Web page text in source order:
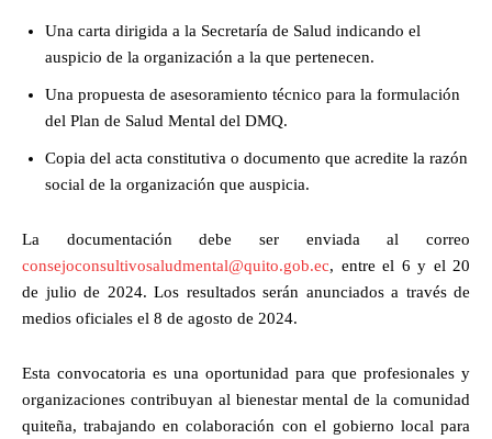
Una carta dirigida a la Secretaría de Salud indicando el
auspicio de la organización a la que pertenecen.
Una propuesta de asesoramiento técnico para la formulación
del Plan de Salud Mental del DMQ.
Copia del acta constitutiva o documento que acredite la razón
social de la organización que auspicia.
La documentación debe ser enviada al correo
consejoconsultivosaludmental@quito.gob.ec, entre el 6 y el 20
de julio de 2024. Los resultados serán anunciados a través de
medios oficiales el 8 de agosto de 2024.
Esta convocatoria es una oportunidad para que profesionales y
organizaciones contribuyan al bienestar mental de la comunidad
quiteña, trabajando en colaboración con el gobierno local para